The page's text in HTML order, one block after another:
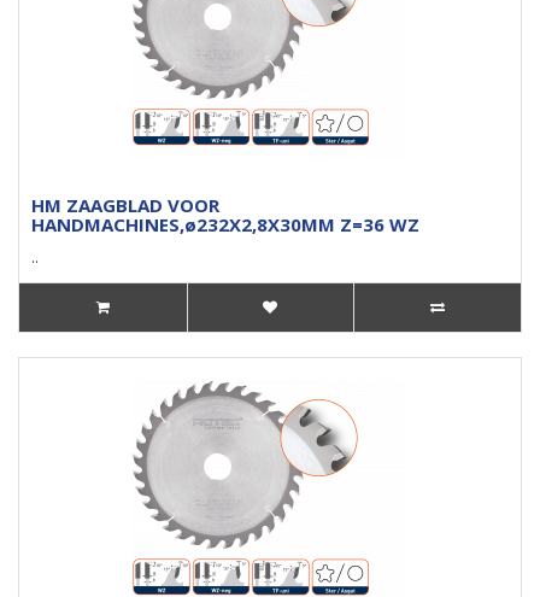
HM ZAAGBLAD VOOR
HANDMACHINES,ø232X2,8X30MM Z=36 WZ
..